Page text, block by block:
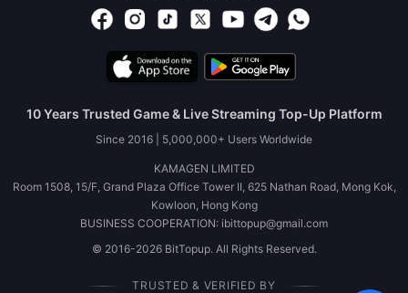
10 Years Trusted Game & Live Streaming Top-Up Platform
Since 2016 | 5,000,000+ Users Worldwide
KAMAGEN LIMITED
Room 1508, 15/F, Grand Plaza Office Tower II, 625 Nathan Road, Mong Kok,
Kowloon, Hong Kong
BUSINESS COOPERATION: ibittopup@gmail.com
© 2016-2026 BitTopup. All Rights Reserved.
TRUSTED & VERIFIED BY